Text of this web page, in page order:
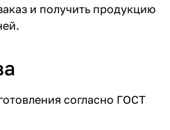
и получить продукцию
согласно ГОСТ